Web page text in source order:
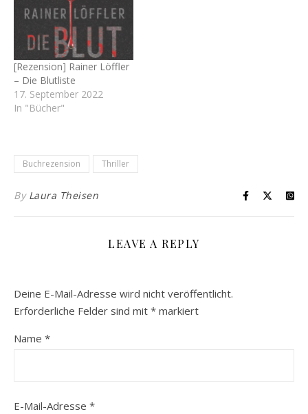
[Rezension] Rainer Löffler
– Die Blutliste
17. September 2022
In "Bücher"
Buchrezension Thriller
By Laura Theisen
LEAVE A REPLY
Deine E-Mail-Adresse wird nicht veröffentlicht.
Erforderliche Felder sind mit * markiert
Name *
E-Mail-Adresse *